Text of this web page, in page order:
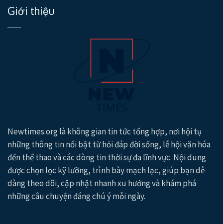
Giới thiệu
Newtimes.org là không gian tin tức tổng hợp, nơi hội tụ
những thông tin nổi bật từ hỏi đáp đời sống, lễ hội văn hóa
đến thể thao và các dòng tin thời sự đa lĩnh vực. Nội dung
được chọn lọc kỹ lưỡng, trình bày mạch lạc, giúp bạn dễ
dàng theo dõi, cập nhật nhanh xu hướng và khám phá
những câu chuyện đáng chú ý mỗi ngày.